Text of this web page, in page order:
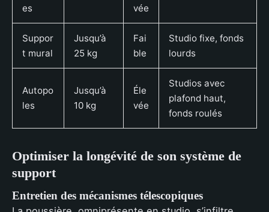
es
vée
Suppor
t mural
Jusqu’à
25 kg
Fai
ble
Studio fixe, fonds
lourds
Autopo
les
Jusqu’à
10 kg
Éle
vée
Studios avec
plafond haut,
fonds roulés
Optimiser la longévité de son système de
support
Entretien des mécanismes télescopiques